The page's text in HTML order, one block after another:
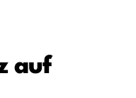
auf